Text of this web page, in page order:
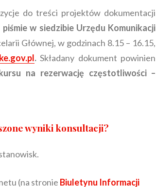
do treści projektów dokumentacji
piśmie w siedzibie Urzędu Komunikacji
Głównej, w godzinach 8.15 – 16.15,
.Składany dokument powinien
na rezerwację częstotliwości –
wyniki konsultacji?
(na stronie Biuletynu Informacji